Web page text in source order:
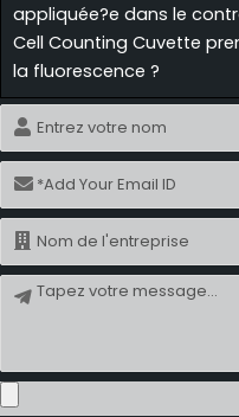
appliquée?e dans le
Cell Counting Cuvette
la fluorescence ?
Nom
Courriel
Nom
Message